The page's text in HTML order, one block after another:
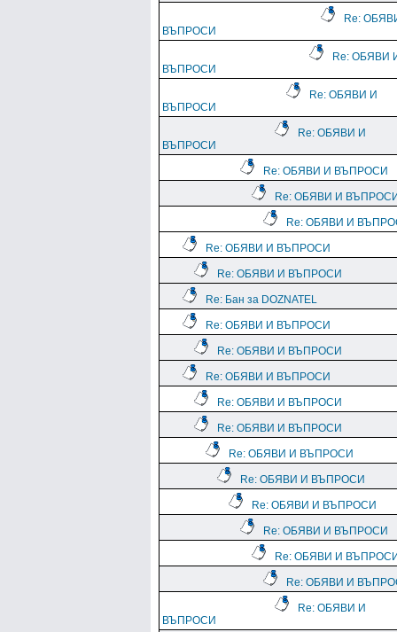
Re:
ВЪПРОСИ
Re: ОБЯВИ
ВЪПРОСИ
Re: ОБЯВИ И
ВЪПРОСИ
Re: ОБЯВИ И
ВЪПРОСИ
Re: ОБЯВИ И ВЪПРОСИ
Re: ОБЯВИ И
Re: ОБЯВИ И
Re: ОБЯВИ И ВЪПРОСИ
Re: ОБЯВИ И ВЪПРОСИ
Re: Бан за DOZNATEL
Re: ОБЯВИ И ВЪПРОСИ
Re: ОБЯВИ И ВЪПРОСИ
Re: ОБЯВИ И ВЪПРОСИ
Re: ОБЯВИ И ВЪПРОСИ
Re: ОБЯВИ И ВЪПРОСИ
Re: ОБЯВИ И ВЪПРОСИ
Re: ОБЯВИ И ВЪПРОСИ
Re: ОБЯВИ И ВЪПРОСИ
Re: ОБЯВИ И ВЪПРОСИ
Re: ОБЯВИ И
Re: ОБЯВИ И
Re: ОБЯВИ И
ВЪПРОСИ